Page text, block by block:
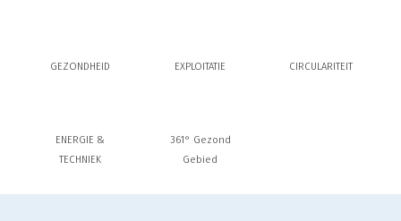
GEZONDHEID EXPLOITATIE CIRCULARITEIT
ENERGIE &
TECHNIEK
361° Gezond
Gebied